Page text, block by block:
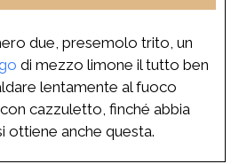
due, presemolo trito, un
di mezzo limone il tutto ben
lentamente al fuoco
cazzuletto, finché abbia
ottiene anche questa.